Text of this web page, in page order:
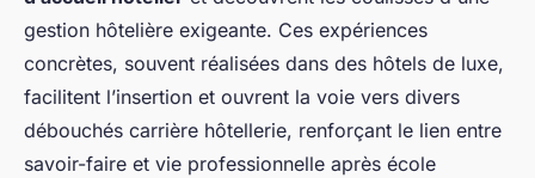
gestion hôtelière exigeante. Ces expériences
concrètes, souvent réalisées dans des hôtels de luxe,
facilitent l’insertion et ouvrent la voie vers divers
débouchés carrière hôtellerie, renforçant le lien entre
savoir-faire et vie professionnelle après école